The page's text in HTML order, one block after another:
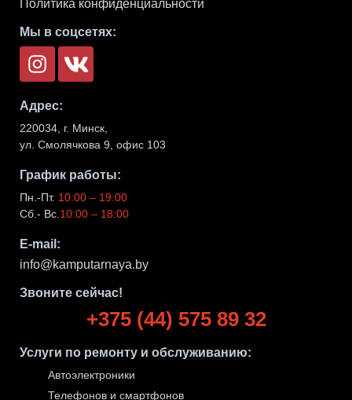
Политика конфиденциальности
Мы в соцсетях:
Адрес:
220034 г. Минск
ул. Смолячкова 9, офис 103
График работы:
Пн.-Пт. 10:00 – 19:00
Сб.- Вс. 10:00 – 18:00
E-mail:
info@kamputarnaya.by
Звоните сейчас!
+375 (44) 575 89 32
Услуги по ремонту и обслуживанию:
Автоэлектроники
Телефонов и смартфонов